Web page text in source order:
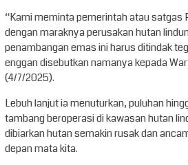
“Kami meminta pemerintah atau satgas
dengan maraknya perusakan hutan
penambangan emas ini harus ditindak
enggan disebutkan namanya kepada
(4/7/2025).
Lebuh lanjut ia menuturkan, puluhan
tambang beroperasi di kawasan hutan
dibiarkan hutan semakin rusak dan
depan mata kita.